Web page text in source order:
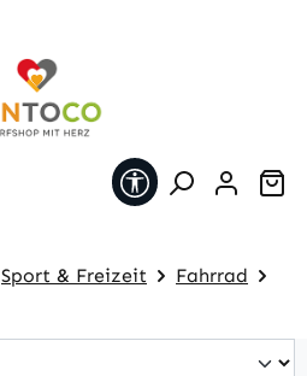
Werkzeugleiste
Sport & Freizeit
Fahrrad